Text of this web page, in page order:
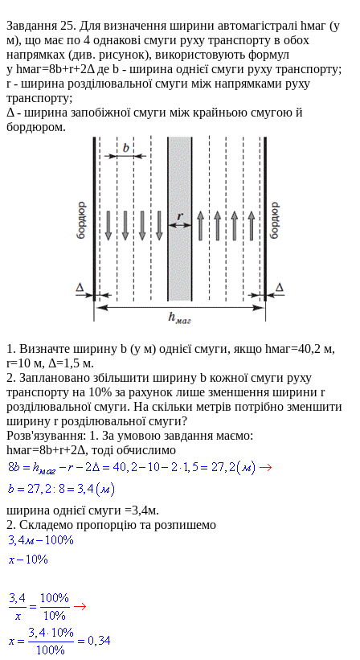
Завдання 25. Для визначення ширини автомагістралі hмаг (у
м), що має по 4 однакові смуги руху транспорту в обох
напрямках (див. рисунок), використовують формул
у hмаг=8b+r+2Δде b - ширина однієї смуги руху транспорту;
r- ширина розділювальної смуги між напрямками руху
транспорту;
Δ- ширина запобіжної смуги між крайньою смугою й
бордюром.
1. Визначте ширину b (у м) однієї смуги, якщо hмаг=40,2 м,
r=10 м, Δ=1,5 м.
2. Заплановано збільшити ширину b кожної смуги руху
транспорту на 10% за рахунок лише зменшення ширини r
розділювальної смуги. На скільки метрів потрібно зменшити
ширину rрозділювальної смуги?
Розв'язування: 1. За умовою завдання маємо:
hмаг=8b+r+2Δ, тоді обчислимо
ширина однієї смуги =3,4м.
2. Складемо пропорцію та розпишемо